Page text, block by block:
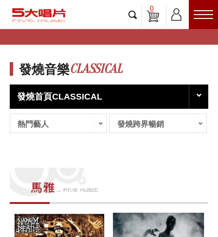
0
發燒音樂CLASSICAL
發燒首頁CLASSICAL
熱門藝人 發燒跨界暢銷